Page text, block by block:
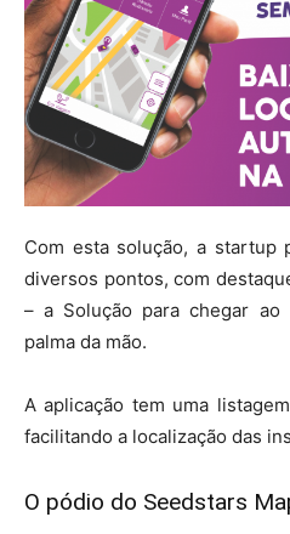
Com esta solução, a startup
diversos pontos, com
– a Solução para chegar
palma da mão.
A aplicação tem uma
facilitando a localização das
O pódio do Seedstars